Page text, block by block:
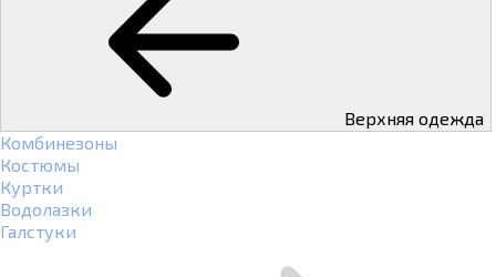
Верхняя одежда
Комбинезоны
Костюмы
Куртки
Водолазки
Галстуки